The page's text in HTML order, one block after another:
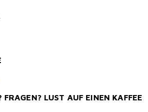
FRAGEN? LUST AUF EINEN KAFFEE